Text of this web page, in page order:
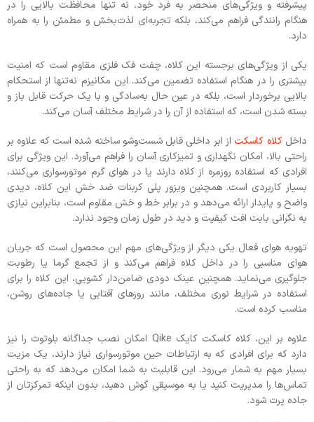
پیشرفته و ویژگی‌های منحصر به فرد خود، نه تنها محافظت بالایی را در
هنگام رانندگی فراهم می‌کند، بلکه تجربه‌ای لذت‌بخش و مطمئن را به همراه
دارد.
یکی از ویژگی‌های برجسته این کلاه، چفت فک فلزی مقاوم است که امنیت
بیشتری را در هنگام استفاده تضمین می‌کند. این مکانیزم نه‌تنها از استحکام
بالایی برخوردار است، بلکه در عین حال به‌سادگی و با یک حرکت قابل باز و
بسته شدن است، که استفاده از آن را در شرایط مختلف آسان می‌کند.
داخلکلاه کاسکت از ابر داخلی قابل شست‌وشو ساخته شده است که علاوه بر
راحتی بالا، امکان نگهداری و تمیزکاری آسان را فراهم می‌آورد. این ویژگی برای
افرادی که استفاده روزمره از کلاه دارند یا در هوای گرم موتورسواری می‌کنند،
بسیار کاربردی است. همچنین ویزور پلی کربنات ضد خش این کلاه، دیدی
واضح و پایدار ارائه می‌دهد و در برابر خط و خش مقاوم است، بنابراین نیازی
به نگرانی بابت افت کیفیت و دید در طول زمان وجود ندارد.
تهویه هوای فعال یکی دیگر از ویژگی‌های مهم این محصول است که جریان
هوای مناسبی را در داخل کلاه فراهم می‌کند و از تجمع گرما یا رطوبت
جلوگیری می‌نماید. همچنین عینک دودی ضامن‌دار کشویی، این کلاه را برای
استفاده در شرایط نوری مختلف، مانند روزهای آفتابی یا جاده‌های روشن،
مناسب کرده است.
علاوه بر این، کلاه کاسکت کایک Qike امکان نصب جداگانه بلوتوث را نیز
دارد که برای افرادی که به ارتباطات حین موتورسواری نیاز دارند، یک مزیت
بسیار مهم به شمار می‌رود. این قابلیت به شما امکان می‌دهد که به راحتی
تماس‌ها را مدیریت کنید یا به موسیقی گوش دهید، بدون اینکه تمرکزتان از
جاده پرت شود.